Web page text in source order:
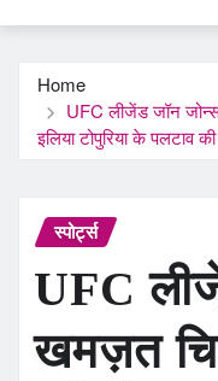
Home
UFC लीजेंड जॉन
इलिया टोपुरिया के पलटाव की
स्पोर्ट्स
UFC
खमज़त